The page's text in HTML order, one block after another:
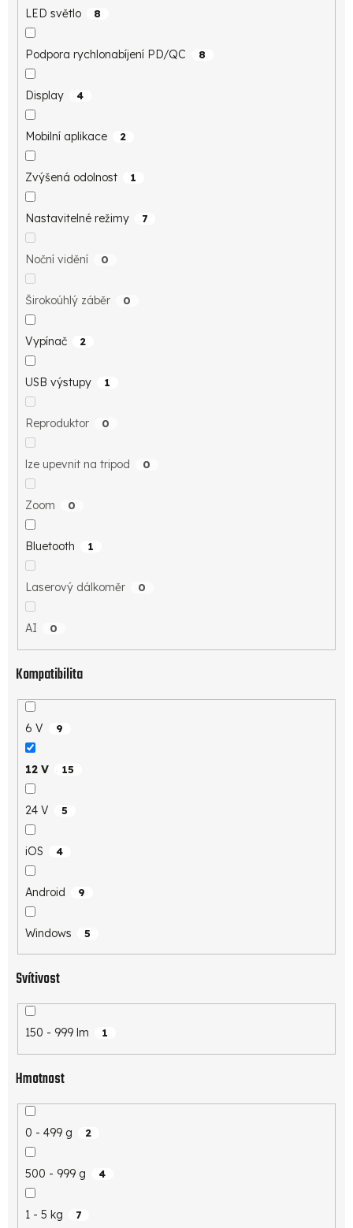
LED světlo 8
Podpora rychlonabíjení PD/QC 8
Display 4
Mobilní aplikace 2
Zvýšená odolnost 1
Nastavitelné režimy 7
Noční vidění 0
Širokoúhlý záběr 0
Vypínač 2
USB výstupy 1
Reproduktor 0
lze upevnit na tripod 0
Zoom 0
Bluetooth 1
Laserový dálkoměr 0
AI 0
Kompatibilita
6 V 9
12 V 15
24 V 5
iOS 4
Android 9
Windows 5
Svítivost
150 - 999 lm 1
Hmotnost
0 - 499 g 2
500 - 999 g 4
1 - 5 kg 7